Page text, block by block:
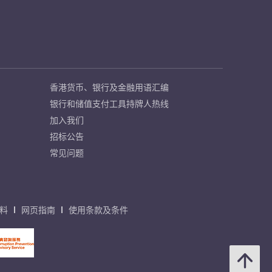
香港货币、银行及金融用语汇编
银行和储值支付工具持牌人热线
加入我们
招标公告
常见问题
网页指南 使用条款及条件